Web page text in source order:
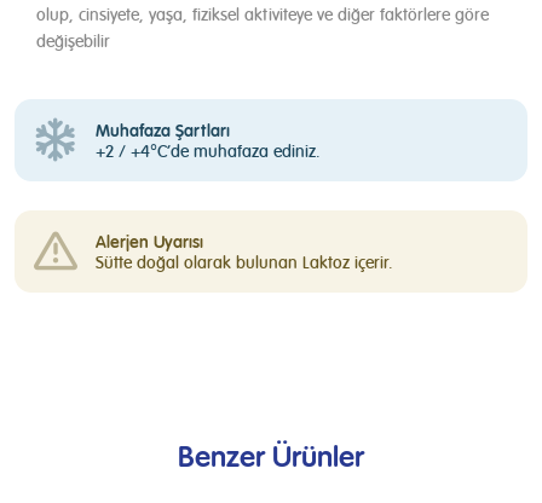
olup, cinsiyete, yaşa, fiziksel aktiviteye ve diğer faktörlere göre
değişebilir
Muhafaza Şartları
+2 / +4°C’de muhafaza ediniz.
Alerjen Uyarısı
Sütte doğal olarak bulunan Laktoz içerir.
Benzer Ürünler